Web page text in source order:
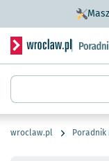
Serwis
Wyszukiwarka
wroclaw.pl Poradnik